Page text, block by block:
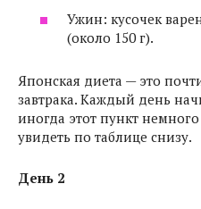
Ужин: кусочек
(около 150 г).
Японская диета — это
завтрака. Каждый день
иногда этот пункт
увидеть по таблице снизу.
День 2